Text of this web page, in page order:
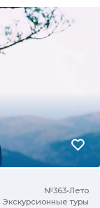
№363•Лето
Экскурсионные туры